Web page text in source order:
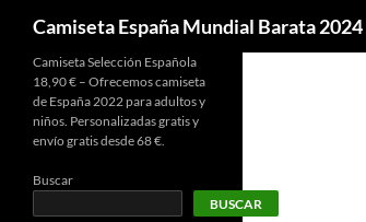
Camiseta España Mundial Barata 2024
Camiseta Selección Española
18,90 € – Ofrecemos camiseta
de España 2022 para adultos y
niños. Personalizadas gratis y
envío gratis desde 68 €.
Buscar
BUSCAR